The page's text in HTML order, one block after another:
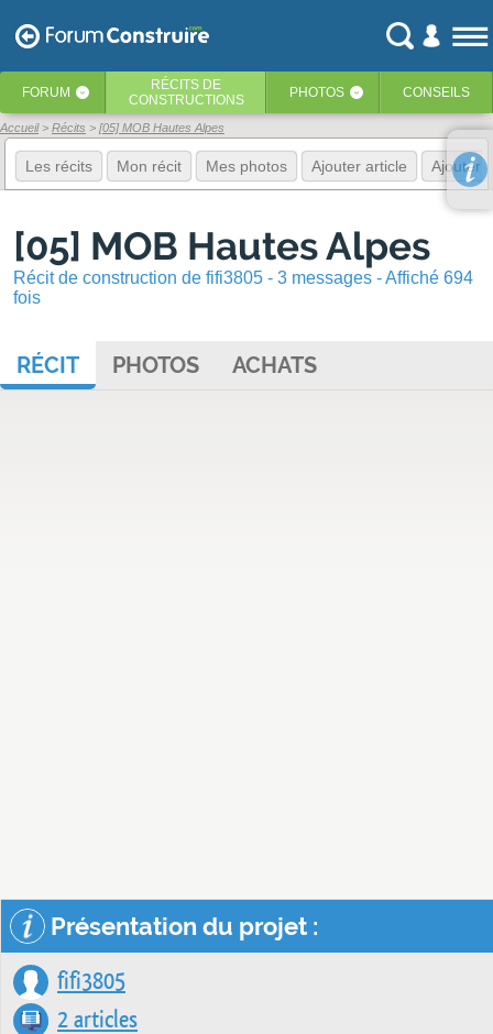
FORUM ‹ RÉCITS DE
CONSTRUCTIONS
PHOTOS ‹ CONSEILS
Accueil Récits [05] MOB Hautes Alpes
Les récits Mon récit Mes photos Ajouter article Ajouter
[05] MOB Hautes Alpes
Récit de construction de fifi3805 - 3 messages - Affiché 694
fois
RÉCIT PHOTOS ACHATS
Présentation du projet :
fifi3805
2 articles